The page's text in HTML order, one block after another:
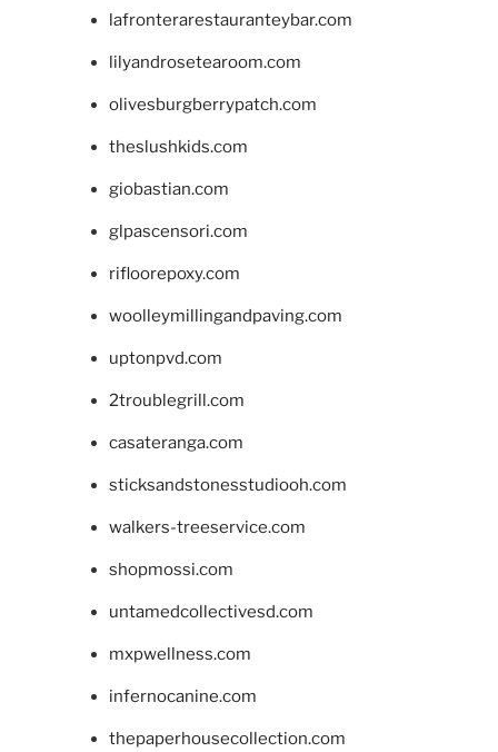
lafronterarestauranteybar.com
lilyandrosetearoom.com
olivesburgberrypatch.com
theslushkids.com
giobastian.com
glpascensori.com
rifloorepoxy.com
woolleymillingandpaving.com
uptonpvd.com
2troublegrill.com
casateranga.com
sticksandstonesstudiooh.com
walkers-treeservice.com
shopmossi.com
untamedcollectivesd.com
mxpwellness.com
infernocanine.com
thepaperhousecollection.com